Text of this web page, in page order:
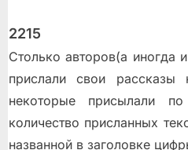
2215
Столько авторов(а иногда
прислали свои рассказы
некоторые присылали
количество присланных
названной в заголовке